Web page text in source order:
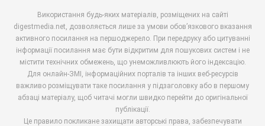
Використання будь-яких матеріалів, розміщених на сайті
digestmedia.net, дозволяється лише за умови обов’язкового вказання
активного посилання на першоджерело. При передруку або цитуванні
інформації посилання має бути відкритим для пошукових систем і не
містити технічних обмежень, що унеможливлюють його індексацію.
Для онлайн-ЗМІ, інформаційних порталів та інших веб-ресурсів
важливо розміщувати таке посилання у підзаголовку або в першому
абзаці матеріалу, щоб читачі могли швидко перейти до оригінальної
публікації.
Це правило покликане захищати авторські права, забезпечувати